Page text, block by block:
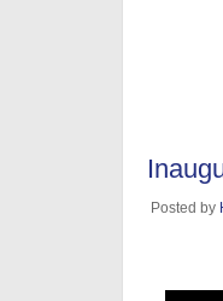
Posted by